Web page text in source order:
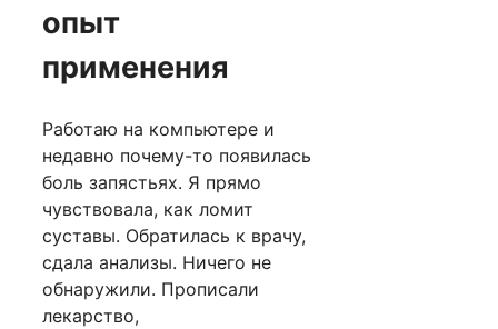
опыт
применения
Работаю на компьютере и
недавно почему-то появилась
боль запястьях. Я прямо
чувствовала, как ломит
суставы. Обратилась к врачу,
сдала анализы. Ничего не
обнаружили. Прописали
лекарство,